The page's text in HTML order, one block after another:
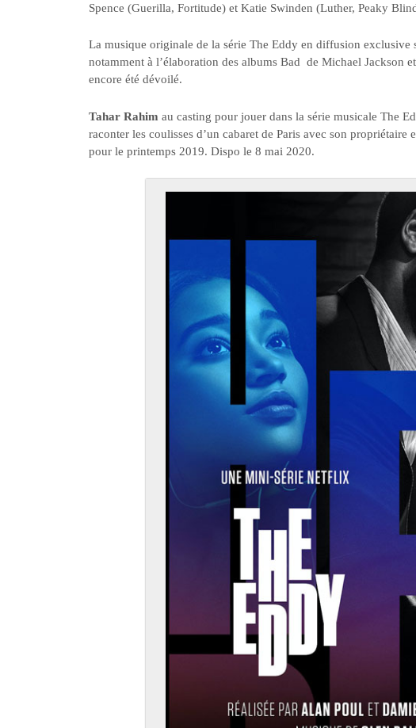
Spence (Guerilla, Fortitude) et Katie Swinden (Luther, Peaky
La musique originale de la série The Eddy en diffusion exclusive
notamment à l’élaboration des albums Bad de Michael Jackson
encore été dévoilé.
Tahar Rahim au casting pour jouer dans la série musicale The
raconter les coulisses d’un cabaret de Paris avec son
pour le printemps 2019. Dispo le 8 mai 2020.